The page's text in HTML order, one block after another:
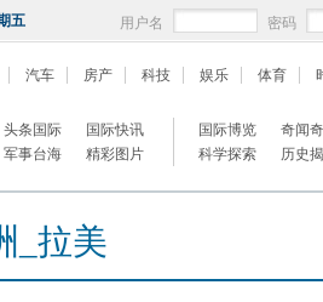
五 用户名 密码
汽车 房产 科技 娱乐 体育
头条国际
国际快讯
军事台海
精彩图片
国际博览
奇闻
科学探索
历史
_拉美